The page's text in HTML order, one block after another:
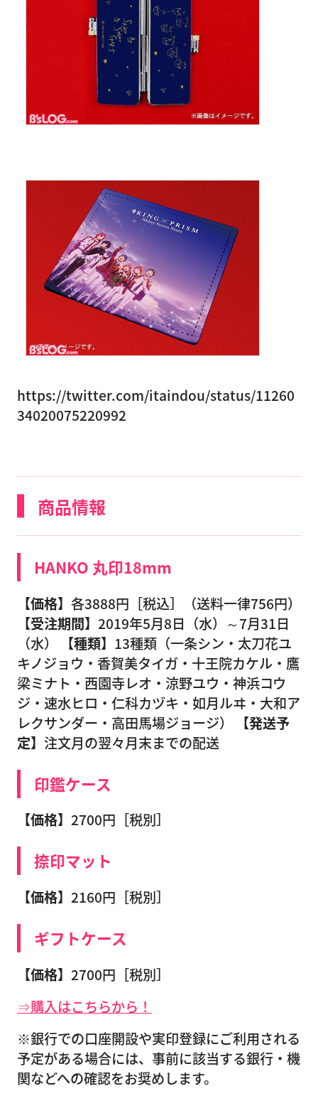
https://twitter.com/itaindou/status/11260
34020075220992
商品情報
HANKO 丸印18mm
【価格】 各3888円［税込］（送料一律756円）
【受注期間】 2019年5月8日（水）～7月31日
（水）
【種類】 13種類（一条シン・太刀花ユ
キノジョウ・香賀美タイガ・十王院カケル・鷹
梁ミナト・西園寺レオ・涼野ユウ・神浜コウ
ジ・速水ヒロ・仁科カヅキ・如月ルヰ・大和ア
レクサンダー・高田馬場ジョージ）
【発送予
定】 注文月の翌々月末までの配送
印鑑ケース
【価格】 2700円［税別］
捺印マット
【価格】 2160円［税別］
ギフトケース
【価格】 2700円［税別］
⇒購入はこちらから！
※銀行での口座開設や実印登録にご利用される
予定がある場合には、事前に該当する銀行・機
関などへの確認をお奨めします。